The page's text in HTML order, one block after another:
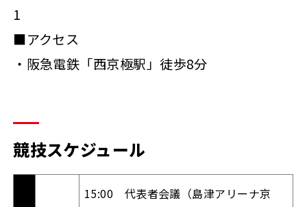
1
■アクセス
・阪急電鉄「西京極駅」徒歩8分
競技スケジュール
15:00 代表者会議（島津アリーナ京